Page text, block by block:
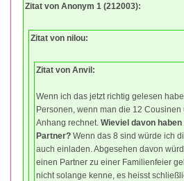
Zitat von Anonym 1 (212003):
Zitat von nilou:
Zitat von Anvil:
Wenn ich das jetzt richtig gelesen
Personen, wenn man die 12 Cousinen
Anhang rechnet. Wieviel davon
Partner? Wenn das 8 sind würde ich
auch einladen. Abgesehen davon
einen Partner zu einer Familienfeier
nicht solange kenne, es heisst